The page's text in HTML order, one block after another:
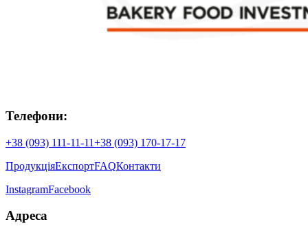
Телефони:
+38 (093) 111-11-11+38 (093) 170-17-17
ПродукціяЕкспортFAQКонтакти
InstagramFacebook
Адреса